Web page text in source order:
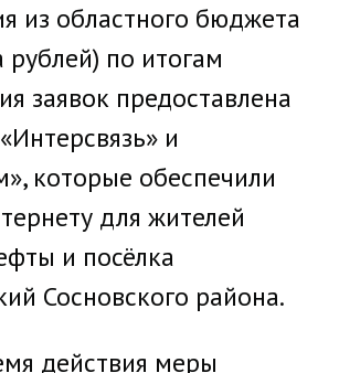
из областного бюджета
по итогам
заявок предоставлена
и
которые обеспечили
для жителей
и посёлка
Сосновского района.
действия меры